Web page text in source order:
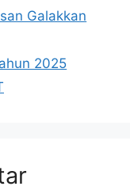
Galakkan
2025